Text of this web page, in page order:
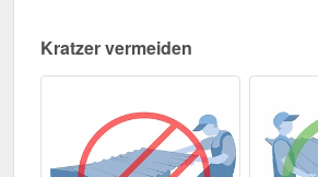
Kratzer vermeiden